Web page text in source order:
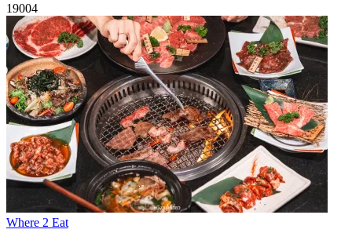
19004
Where 2 Eat